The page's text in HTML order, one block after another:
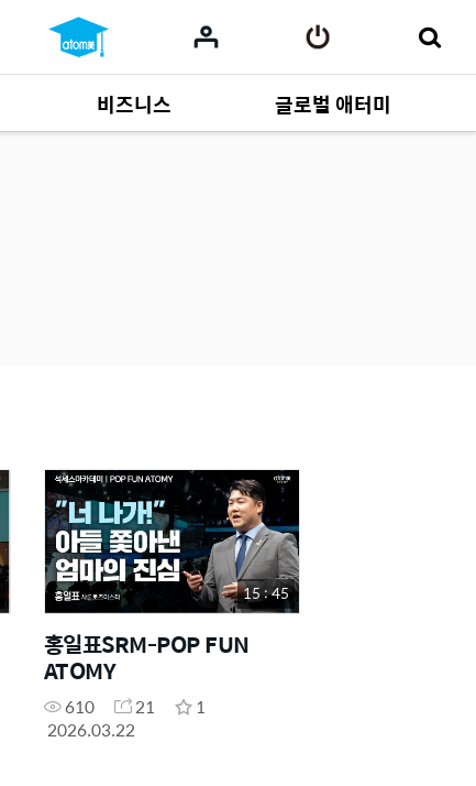
비즈니스
사업 자료165
글로벌 애터미
15 : 45
홍일표SRM-POP FUN
ATOMY
610 21
1
2026.03.22